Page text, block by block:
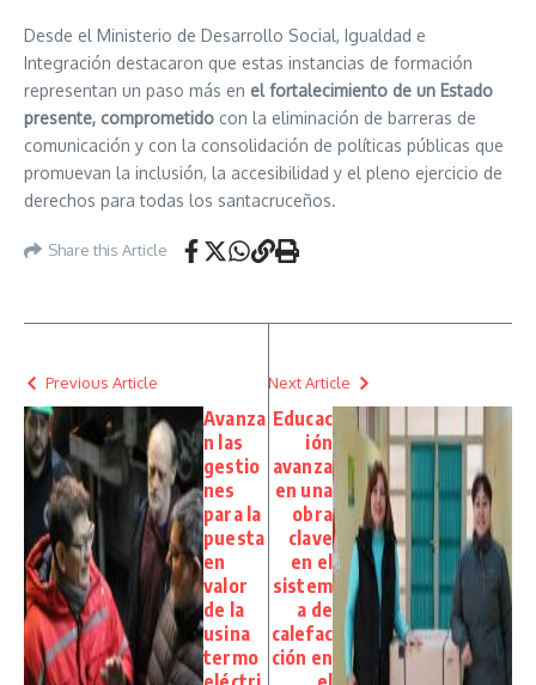
Desde el Ministerio de Desarrollo Social, Igualdad e
Integración destacaron que estas instancias de formación
representan un paso más en el fortalecimiento de un Estado
presente, comprometido con la eliminación de barreras de
comunicación y con la consolidación de políticas públicas que
promuevan la inclusión, la accesibilidad y el pleno ejercicio de
derechos para todas los santacruceños.
Share this Article
Previous Article
Avanza
n las
gestio
nes
para la
puesta
en
valor
de la
usina
termo
Next Article
Educac
ión
avanza
en una
obra
clave
en el
sistem
a de
calefac
ción en